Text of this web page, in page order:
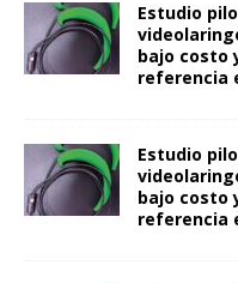
Estudio
bajo costo
referencia
Estudio
bajo costo
referencia